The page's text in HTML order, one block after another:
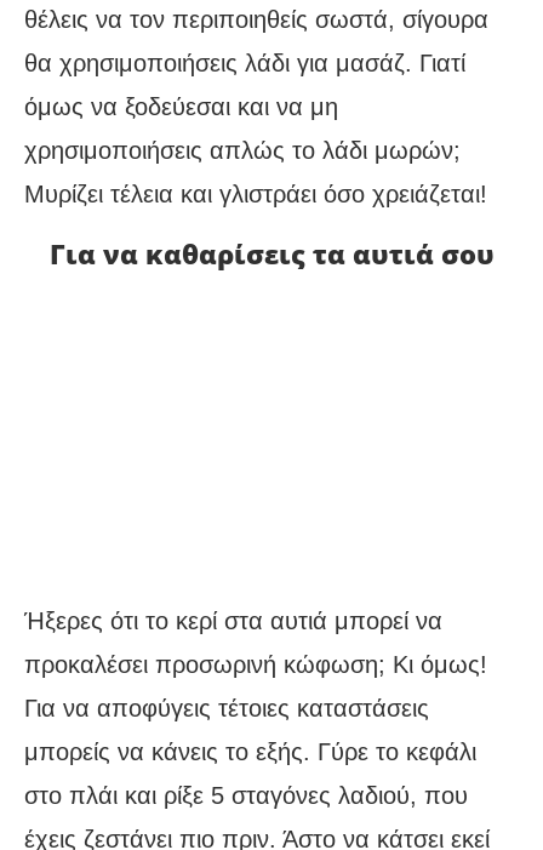
θέλεις να τον περιποιηθείς σωστά, σίγουρα
θα χρησιμοποιήσεις λάδι για μασάζ. Γιατί
όμως να ξοδεύεσαι και να μη
χρησιμοποιήσεις απλώς το λάδι μωρών;
Μυρίζει τέλεια και γλιστράει όσο χρειάζεται!
Για να καθαρίσεις τα αυτιά σου
Ήξερες ότι το κερί στα αυτιά μπορεί να
προκαλέσει προσωρινή κώφωση; Κι όμως!
Για να αποφύγεις τέτοιες καταστάσεις
μπορείς να κάνεις το εξής. Γύρε το κεφάλι
στο πλάι και ρίξε 5 σταγόνες λαδιού, που
έχεις ζεστάνει πιο πριν. Άστο να κάτσει εκεί